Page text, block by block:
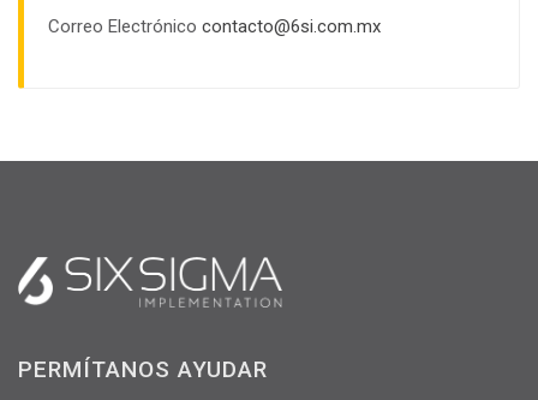
Correo Electrónico contacto@6si.com.mx
PERMÍTANOS AYUDAR